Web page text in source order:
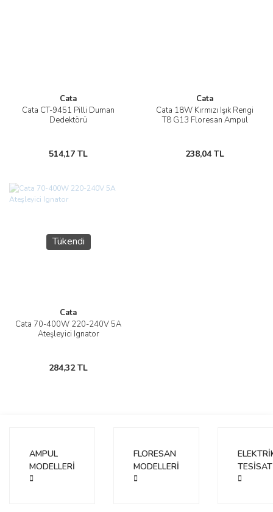
Cata
Cata CT-9451 Pilli Duman
Dedektörü
514,17 TL
Cata
Cata 18W Kırmızı Işık Rengi
T8 G13 Floresan Ampul
238,04 TL
Tükendi
Cata
Cata 70-400W 220-240V 5A
Ateşleyici Ignator
284,32 TL
AMPUL
MODELLERİ
FLORESAN
MODELLERİ
TESİSAT